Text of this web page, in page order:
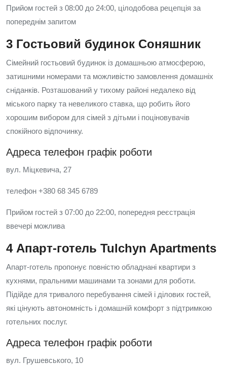
Прийом гостей з 08:00 до 24:00, цілодобова рецепція за
попереднім запитом
3 Гостьовий будинок Соняшник
Сімейний гостьовий будинок із домашньою атмосферою,
затишними номерами та можливістю замовлення домашніх
сніданків. Розташований у тихому районі недалеко від
міського парку та невеликого ставка, що робить його
хорошим вибором для сімей з дітьми і поціновувачів
спокійного відпочинку.
Адреса телефон графік роботи
вул. Міцкевича, 27
телефон +380 68 345 6789
Прийом гостей з 07:00 до 22:00, попередня реєстрація
ввечері можлива
4 Апарт-готель Tulchyn Apartments
Апарт-готель пропонує повністю обладнані квартири з
кухнями, пральними машинами та зонами для роботи.
Підійде для тривалого перебування сімей і ділових гостей,
які цінують автономність і домашній комфорт з підтримкою
готельних послуг.
Адреса телефон графік роботи
вул. Грушевського, 10